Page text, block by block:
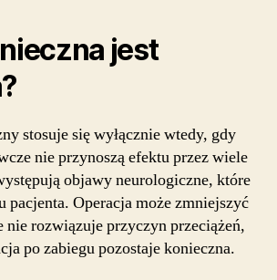
jest
stosuje się wyłącznie wtedy, gdy
nie przynoszą efektu przez wiele
objawy neurologiczne, które
pacjenta. Operacja może zmniejszyć
nie rozwiązuje przyczyn przeciążeń,
po zabiegu pozostaje konieczna.